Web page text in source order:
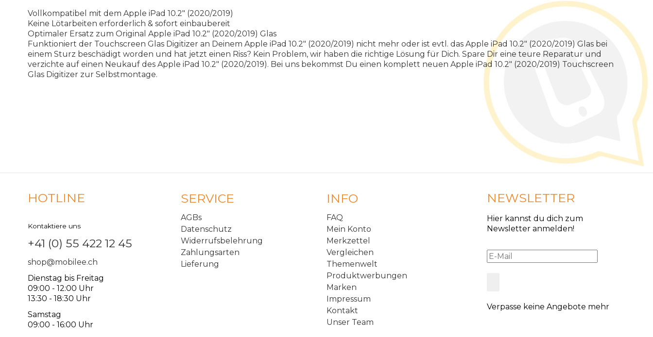
Vollkompatibel mit dem Apple iPad 10.2" (2020/2019)
Keine Lötarbeiten erforderlich & sofort einbaubereit
Optimaler Ersatz zum Original Apple iPad 10.2" (2020/2019) Glas
Funktioniert der Touchscreen Glas Digitizer an Deinem Apple iPad 10.2" (2020/2019) nicht mehr oder ist evtl. das Apple iPad 10.2" (2020/2019) Glas bei
einem Sturz beschädigt worden und hat jetzt einen Riss? Kein Problem, wir haben die richtige Lösung für Dich. Spare Dir eine teure Reparatur und
verzichte auf einen Neukauf des Apple iPad 10.2" (2020/2019). Bei uns bekommst Du einen komplett neuen Apple iPad 10.2" (2020/2019) Touchscreen
Glas Digitizer zur Selbstmontage.
HOTLINE
Kontaktiere uns
+41 (0) 55 422 12 45
shop@mobilee.ch
Dienstag bis Freitag
09:00 - 12:00 Uhr
13:30 - 18:30 Uhr
Samstag
09:00 - 16:00 Uhr
SERVICE
AGBs
Datenschutz
Widerrufsbelehrung
Zahlungsarten
Lieferung
INFO
FAQ
Mein Konto
Merkzettel
Vergleichen
Themenwelt
Produktwerbungen
Marken
Impressum
Kontakt
Unser Team
NEWSLETTER
Hier kannst du dich zum
Newsletter anmelden!
Verpasse keine Angebote mehr